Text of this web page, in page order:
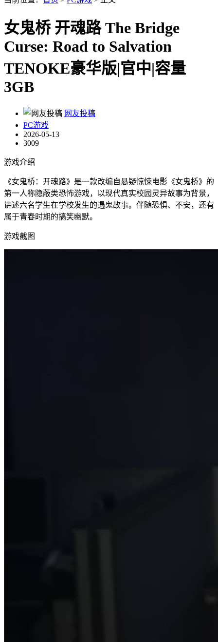
女鬼桥 开魂路 The Bridge
Curse: Road to Salvation
TENOKE豪华版|官中|容量
3GB
网友投稿
PC游戏
2026-05-13
3009
游戏介绍
《女鬼桥：开魂路》是一款改编自悬疑惊悚电影《女鬼桥》的
第一人称隐蔽类恐怖游戏，以现代真实校园灵异故事为背景，
讲述六名学生在学校发生的遇鬼故事。伴随恐惧、不安，还有
属于青春时期的搞笑幽默。
游戏截图